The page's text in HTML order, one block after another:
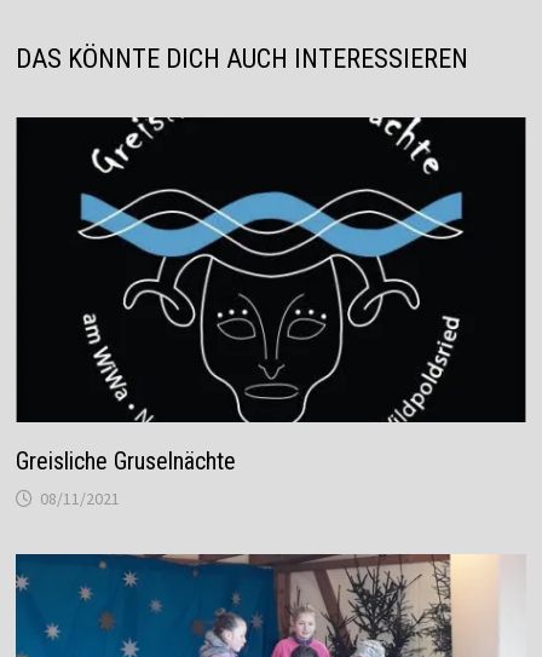
DAS KÖNNTE DICH AUCH INTERESSIEREN
Greisliche Gruselnächte
08/11/2021